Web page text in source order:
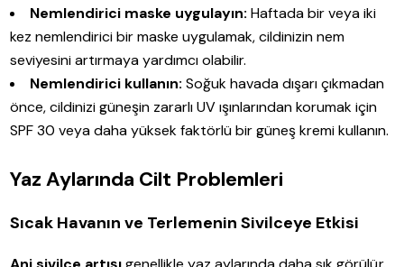
Nemlendirici maske uygulayın: Haftada bir veya iki
kez nemlendirici bir maske uygulamak, cildinizin nem
seviyesini artırmaya yardımcı olabilir.
Nemlendirici kullanın: Soğuk havada dışarı çıkmadan
önce, cildinizi güneşin zararlı UV ışınlarından korumak için
SPF 30 veya daha yüksek faktörlü bir güneş kremi kullanın.
Yaz Aylarında Cilt Problemleri
Sıcak Havanın ve Terlemenin Sivilceye Etkisi